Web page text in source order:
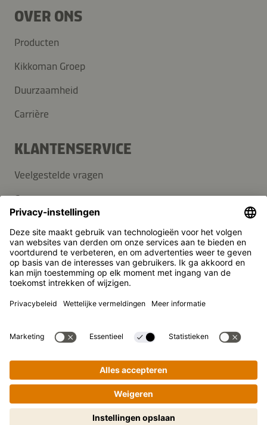
Stapsgewijs koken gemakkelijk
gemaakt! Tik om te starten.
OVER ONS
Producten
Kikkoman Groep
Duurzaamheid
Carrière
KLANTENSERVICE
Veelgestelde vragen
Contact
Pers
Kikkoman is een geregistreerd handelsmerk van Kikkoman
Corporation, Japan.
Theodorstraße 180, 40472 Düsseldorf, Germany
Opgenomen in het handelsregister bij het kantongerecht
Privacy-instellingen
Wettelijke kennisgeving
Gegevensbescherming